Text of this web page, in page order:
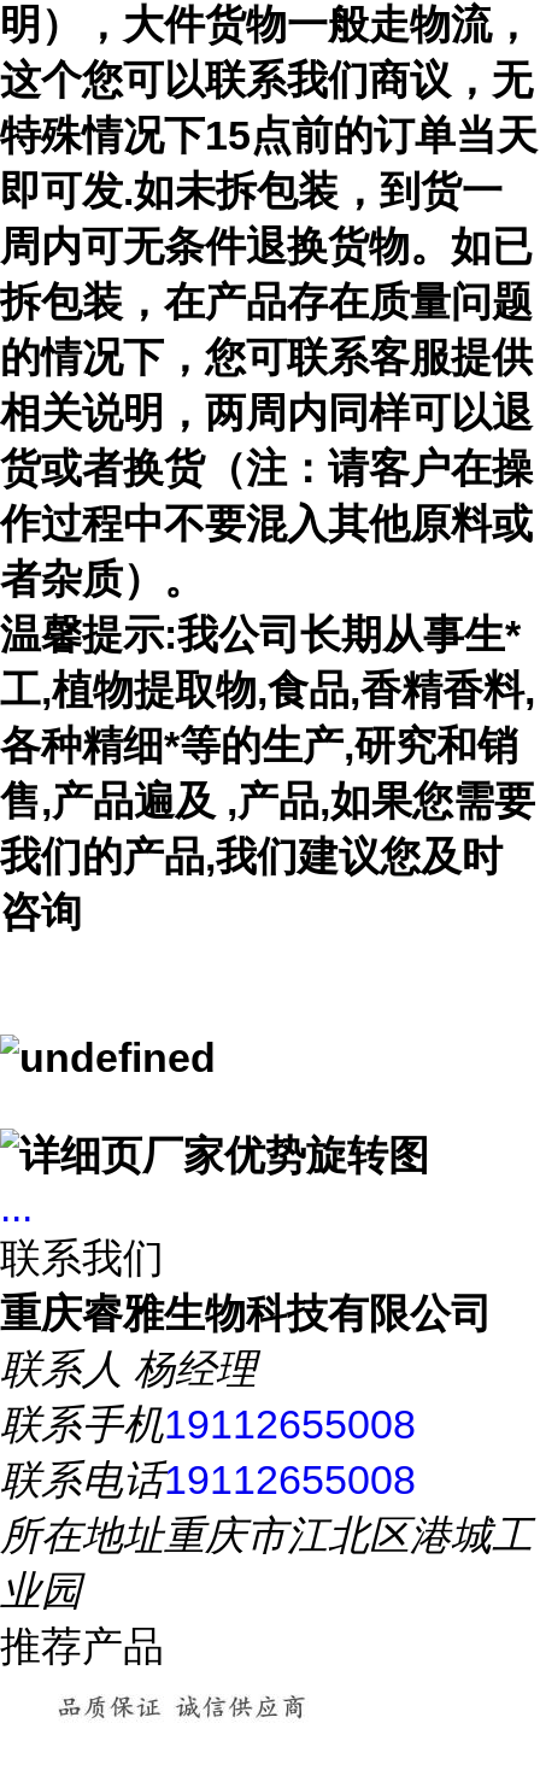
明），大件货物一般走物流，
这个您可以联系我们商议，无
特殊情况下15点前的订单当天
即可发.如未拆包装，到货一
周内可无条件退换货物。如已
拆包装，在产品存在质量问题
的情况下，您可联系客服提供
相关说明，两周内同样可以退
货或者换货（注：请客户在操
作过程中不要混入其他原料或
者杂质）。
温馨提示:我公司长期从事生*
工,植物提取物,食品,香精香料,
各种精细*等的生产,研究和销
售,产品遍及 ,产品,如果您需要
我们的产品,我们建议您及时
咨询
...
联系我们
重庆睿雅生物科技有限公司
联系人 杨经理
联系手机19112655008
联系电话19112655008
所在地址重庆市江北区港城工
业园
推荐产品